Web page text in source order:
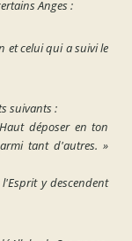
Anges :
et celui qui a suivi le
suivants :
déposer en ton
tant d'autres. »
y descendent